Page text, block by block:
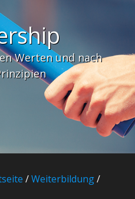
Werten und nach
/Weiterbildung/